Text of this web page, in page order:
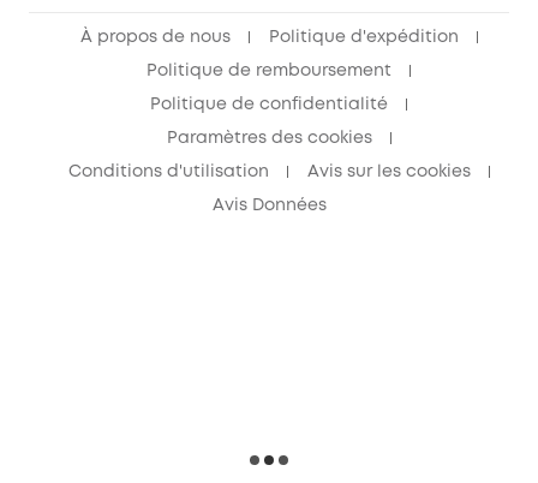
À propos de nous Politique d'expédition
Politique de remboursement
Politique de confidentialité
Paramètres des cookies
Conditions d'utilisation Avis sur les cookies
Avis Données